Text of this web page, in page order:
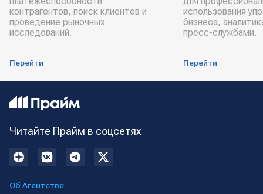
контрагентов, поиск клиентов и
проведение рыночных
исследований.
Перейти
использования
бизнеса,
пресс-службами.
Перейти
Читайте Прайм в соцсетях
Об Агентстве